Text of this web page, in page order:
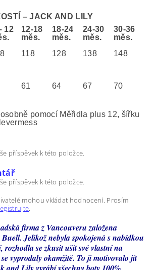
– JACK AND LILY
12
12-18
měs.
18-24
měs.
24-30
měs.
30-36
měs.
118 128 138
148
61 64 67
70
pomocí Měřidla plus 12, šířku
příspěvek k této položce.
příspěvek k této položce.
mohou vkládat hodnocení. Prosím
.
firma z Vancouveru založena
Jelikož nebyla spokojená s nabídkou
rozhodla se zkusit ušít své vlastní na
vyprodaly okamžitě. To ji motivovalo jít